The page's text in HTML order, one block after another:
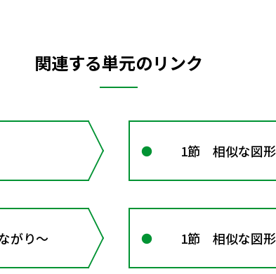
関連する単元のリンク
1節 相似な図形
がり～ 1節 相似な図形